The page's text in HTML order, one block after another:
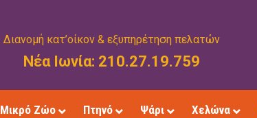
Διανομή κατ’οίκον & εξυπηρέτηση πελατών
Νέα Ιωνία: 210.27.19.759
Μικρό Ζώο Πτηνό Ψάρι Χελώνα